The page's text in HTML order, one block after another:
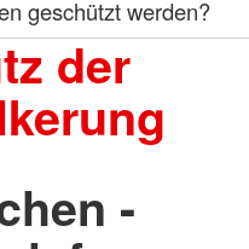
geschützt werden?
der
-